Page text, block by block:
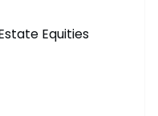
Equities